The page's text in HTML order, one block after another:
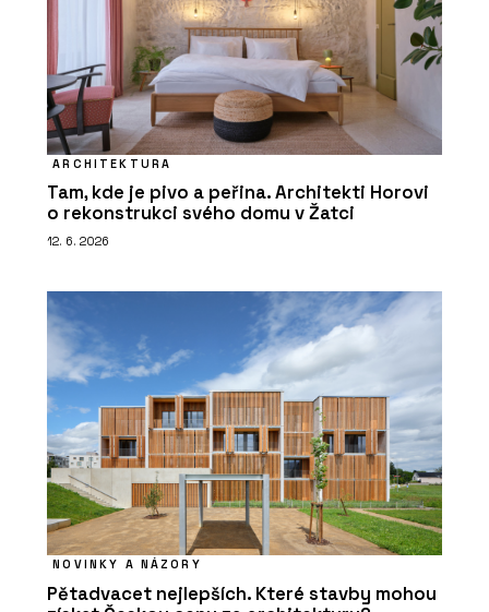
ARCHITEKTURA
Tam, kde je pivo a peřina. Architekti Horovi
o rekonstrukci svého domu v Žatci
12. 6. 2026
NOVINKY A NÁZORY
Pětadvacet nejlepších. Které stavby mohou